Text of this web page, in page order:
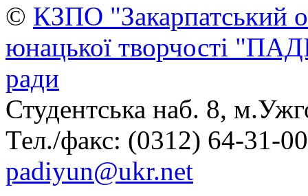
© КЗПО "Закарпатський
юнацької творчості
ради
Студентська наб. 8,
Тел./факс: (0312) 64-31-
padiyun@ukr.net